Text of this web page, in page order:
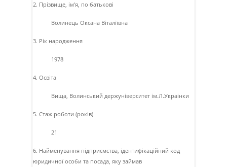
2. Прізвище, ім'я, по батькові
Волинець Оксана Вiталiївна
3. Рік народження
1978
4. Освіта
Вища, Волинський держунiверситет iм.Л.Украiнки
5. Стаж роботи (років)
21
6. Найменування підприємства, ідентифікаційний код
юридичної особи та посада, яку займав